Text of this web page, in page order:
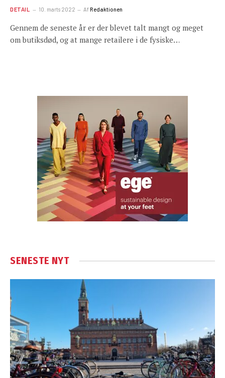
DETAIL 10. marts 2022 AfRedaktionen
Gennem de seneste år er der blevet talt mangt og meget
om butiksdød, og at mange retailere i de fysiske…
SENESTE NYT